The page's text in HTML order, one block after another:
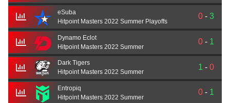
eSuba
Hitpoint Masters 2022 Summer Playoffs
0 - 3
Dynamo Eclot
Hitpoint Masters 2022 Summer
0 - 1
Dark Tigers
Hitpoint Masters 2022 Summer
1 - 0
Entropiq
Hitpoint Masters 2022 Summer
0 - 1